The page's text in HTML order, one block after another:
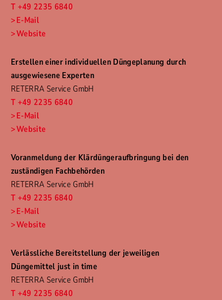
T +49 2235 6840
E-Mail
Website
Erstellen einer individuellen Düngeplanung durch
ausgewiesene Experten
RETERRA Service GmbH
T +49 2235 6840
E-Mail
Website
Voranmeldung der Klärdüngeraufbringung bei den
zuständigen Fachbehörden
RETERRA Service GmbH
T +49 2235 6840
E-Mail
Website
Verlässliche Bereitstellung der jeweiligen
Düngemittel just in time
RETERRA Service GmbH
T +49 2235 6840